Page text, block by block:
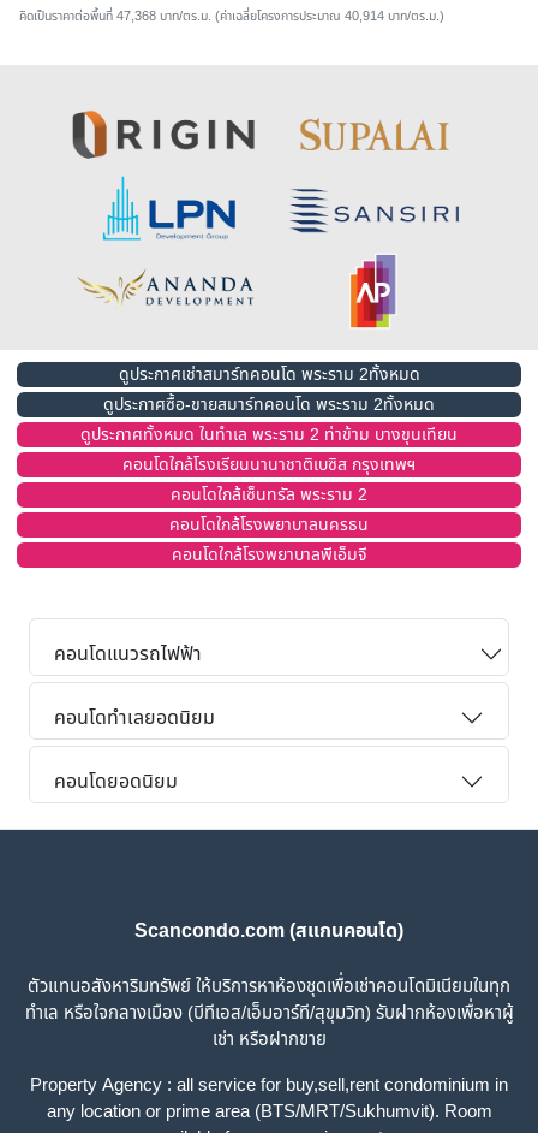
คิดเป็นราคาต่อพื้นที่ 47,368 บาท/ตร.ม. (ค่าเฉลี่ยโครงการประมาณ 40,914 บาท/ตร.ม.)
ดูประกาศเช่าสมาร์ทคอนโด พระราม 2ทั้งหมด
ดูประกาศซื้อ-ขายสมาร์ทคอนโด พระราม 2ทั้งหมด
ดูประกาศทั้งหมด ในทำเล พระราม 2 ท่าข้าม บางขุนเทียน
คอนโดใกล้โรงเรียนนานาชาติเบซิส กรุงเทพฯ
คอนโดใกล้เซ็นทรัล พระราม 2
คอนโดใกล้โรงพยาบาลนครธน
คอนโดใกล้โรงพยาบาลพีเอ็มจี
คอนโดแนวรถไฟฟ้า
คอนโดทำเลยอดนิยม
คอนโดยอดนิยม
Scancondo.com (สแกนคอนโด)
ตัวแทนอสังหาริมทรัพย์ ให้บริการหาห้องชุดเพื่อเช่าคอนโดมิเนียมในทุก
ทำเล หรือใจกลางเมือง (บีทีเอส/เอ็มอาร์ที/สุขุมวิท) รับฝากห้องเพื่อหาผู้
เช่า หรือฝากขาย
Property Agency : all service for buy,sell,rent condominium in
any location or prime area (BTS/MRT/Sukhumvit). Room